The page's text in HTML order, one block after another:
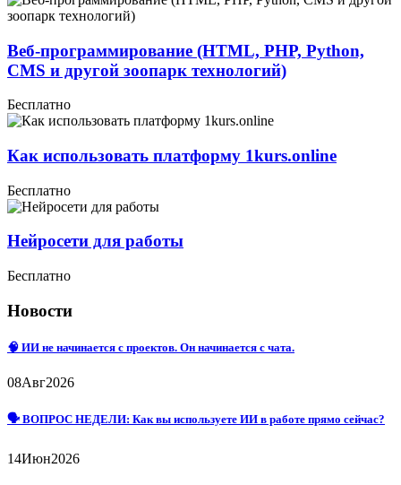
Веб-программирование (HTML, PHP, Python,
CMS и другой зоопарк технологий)
Бесплатно
Как использовать платформу 1kurs.online
Бесплатно
Нейросети для работы
Бесплатно
Новости
🧠 ИИ не начинается с проектов. Он начинается с чата.
08Авг2026
🗣 ВОПРОС НЕДЕЛИ: Как вы используете ИИ в работе прямо сейчас?
14Июн2026